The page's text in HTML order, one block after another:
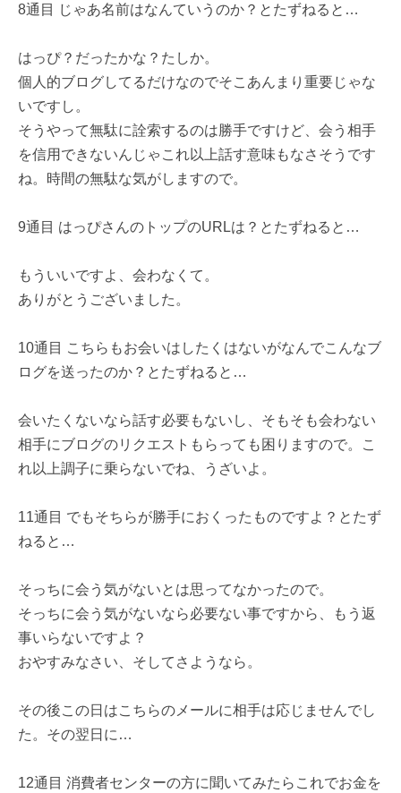
8通目 じゃあ名前はなんていうのか？とたずねると…
はっぴ？だったかな？たしか。
個人的ブログしてるだけなのでそこあんまり重要じゃな
いですし。
そうやって無駄に詮索するのは勝手ですけど、会う相手
を信用できないんじゃこれ以上話す意味もなさそうです
ね。時間の無駄な気がしますので。
9通目 はっぴさんのトップのURLは？とたずねると…
もういいですよ、会わなくて。
ありがとうございました。
10通目 こちらもお会いはしたくはないがなんでこんなブ
ログを送ったのか？とたずねると…
会いたくないなら話す必要もないし、そもそも会わない
相手にブログのリクエストもらっても困りますので。こ
れ以上調子に乗らないでね、うざいよ。
11通目 でもそちらが勝手におくったものですよ？とたず
ねると…
そっちに会う気がないとは思ってなかったので。
そっちに会う気がないなら必要ない事ですから、もう返
事いらないですよ？
おやすみなさい、そしてさようなら。
その後この日はこちらのメールに相手は応じませんでし
た。その翌日に…
12通目 消費者センターの方に聞いてみたらこれでお金を